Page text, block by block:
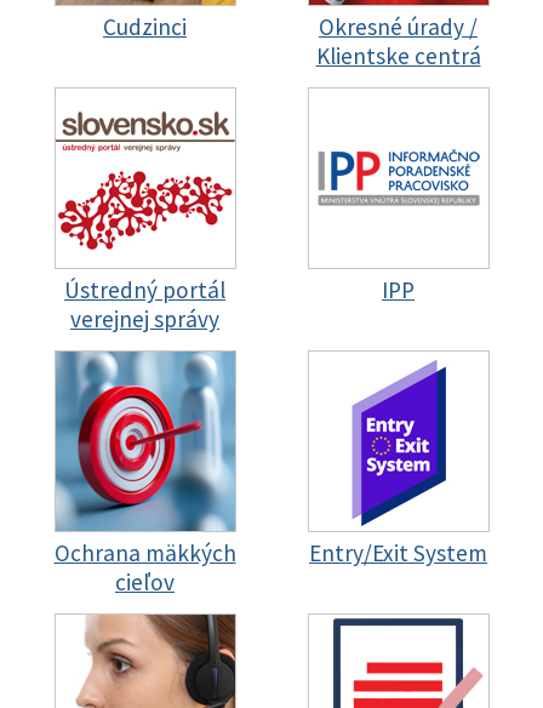
Cudzinci
Okresné úrady /
Klientske centrá
Ústredný portál
verejnej správy
IPP
Ochrana mäkkých
cieľov
Entry/Exit System